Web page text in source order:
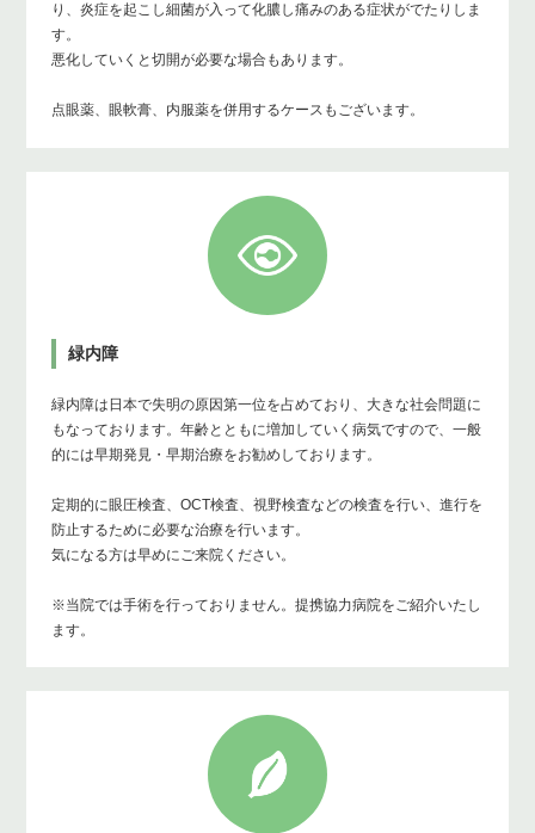
り、炎症を起こし細菌が入って化膿し痛みのある症状がでたりしま
す。
悪化していくと切開が必要な場合もあります。
点眼薬、眼軟膏、内服薬を併用するケースもございます。
緑内障
緑内障は日本で失明の原因第一位を占めており、大きな社会問題に
もなっております。年齢とともに増加していく病気ですので、一般
的には早期発見・早期治療をお勧めしております。
定期的に眼圧検査、OCT検査、視野検査などの検査を行い、進行を
防止するために必要な治療を行います。
気になる方は早めにご来院ください。
※当院では手術を行っておりません。提携協力病院をご紹介いたし
ます。